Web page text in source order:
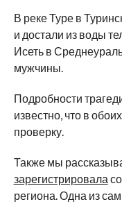
В реке Туре в
и достали из воды
Исеть в
мужчины.
Подробности
известно, что в
проверку.
Также мы
зарегистрировала
региона. Одна из